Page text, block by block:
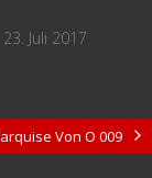
23. Juli 2017
Von O 009